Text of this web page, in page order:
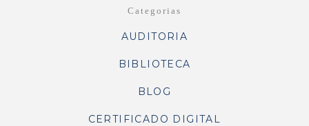
Categorias
AUDITORIA
BIBLIOTECA
BLOG
CERTIFICADO DIGITAL